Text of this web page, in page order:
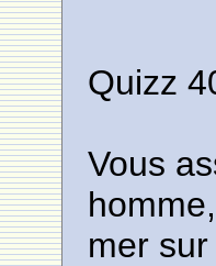
Quizz
Vous
mer